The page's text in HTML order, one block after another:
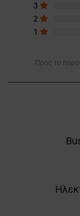
3
2
1
Προς το